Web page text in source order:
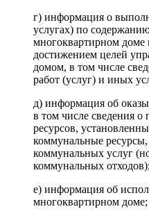
г) информация о
услугах) по
многоквартирном доме
достижением целей
домом, в том числе
работ (услуг) и иных
д) информация об
в том числе сведения
ресурсов,
коммунальные
коммунальных услуг
коммунальных отходов);
е) информация об
многоквартирном доме;